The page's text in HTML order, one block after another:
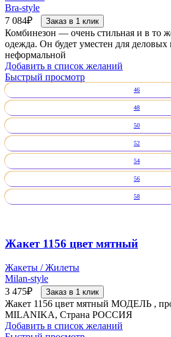
Bra-style
7 084₽ Заказ в 1 клик
Комбинезон — очень стильная и в то
одежда. Он будет уместен для деловых
неформальной
Добавить в список желаний
Быстрый просмотр
46
48
50
52
54
56
58
Жакет 1156 цвет мятный
Жакеты / Жилеты
Milan-style
3 475₽ Заказ в 1 клик
Жакет 1156 цвет мятный МОДЕЛЬ ,
MILANIKA, Страна РОССИЯ
Добавить в список желаний